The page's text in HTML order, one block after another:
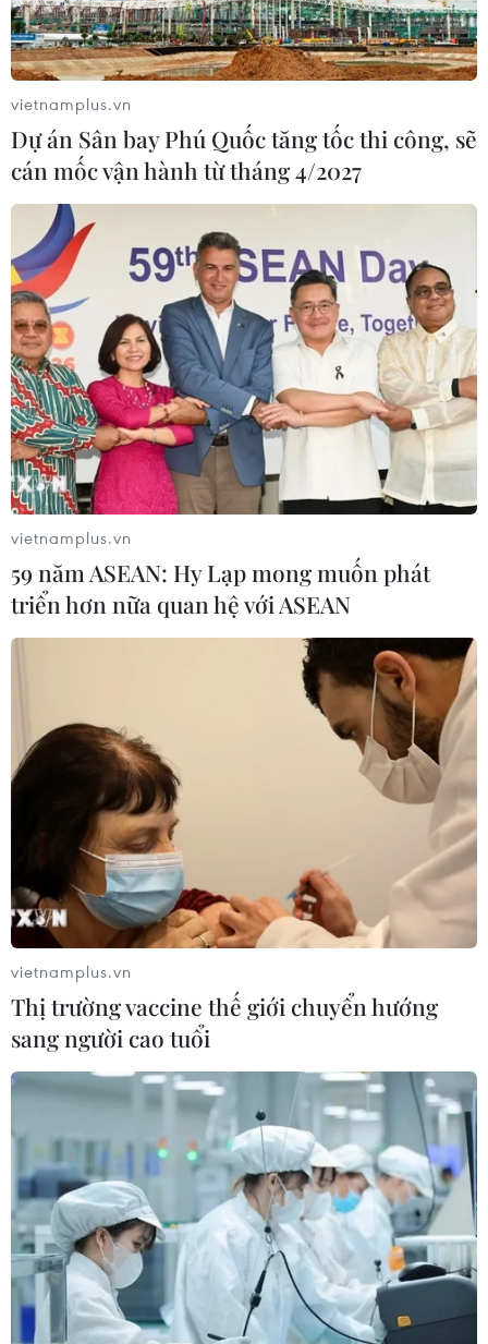
TIN CÙNG CHUYÊN MỤC
vietnamplus.vn
Dự án Sân bay Phú Quốc tăng tốc thi công, sẽ
cán mốc vận hành từ tháng 4/2027
vietnamplus.vn
59 năm ASEAN: Hy Lạp mong muốn phát
triển hơn nữa quan hệ với ASEAN
vietnamplus.vn
Thị trường vaccine thế giới chuyển hướng
sang người cao tuổi